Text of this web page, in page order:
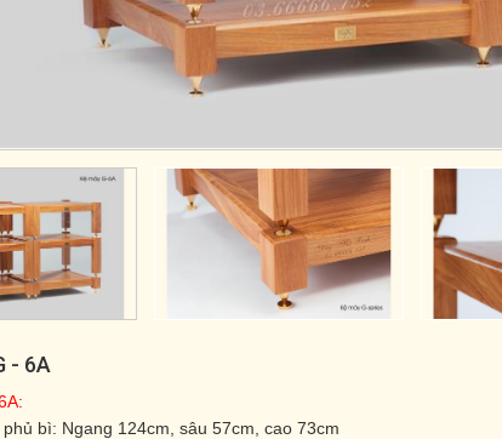
- 6A
bì: Ngang 124cm, sâu 57cm, cao 73cm